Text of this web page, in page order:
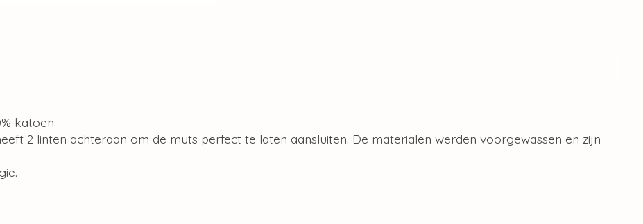
katoen.
2 linten achteraan om de muts perfect te laten aansluiten. De materialen werden voorgewassen en zijn